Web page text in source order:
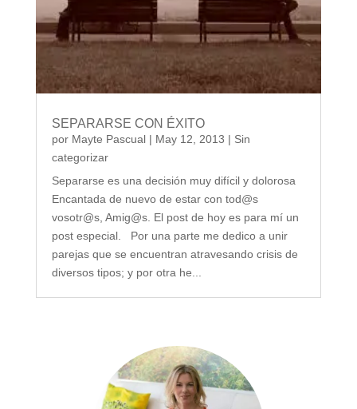
SEPARARSE CON ÉXITO
por Mayte Pascual| May 12, 2013 | Sin
categorizar
Separarse es una decisión muy difícil y dolorosa
Encantada de nuevo de estar con tod@s
vosotr@s, Amig@s. El post de hoy es para mí un
post especial. Por una parte me dedico a unir
parejas que se encuentran atravesando crisis de
diversos tipos; y por otra he...